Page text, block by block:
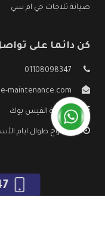
صيانة ثلاجات جي ام سي
كن دائما على
01108098347
maintenance.com
صفحة الفيس بوك
مفتوح طوال ايام